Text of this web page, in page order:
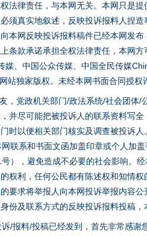
法律责任，与本网无关。本网只是
须真实地叙述，反映投诉报料人捏
本网反映投诉报料稿件已经本网发
条款承诺承担全权法律责任，本网
媒、中国公众传媒、中国全民传媒
站独家版权。未经本网书面合同授权
，党政机关部门/政法系统/社会团体
并尽可能把被投诉人的联系资料写
时以便相关部门核实及调查被投诉
联系和书面文函加盖印章或个人加
），避免造成不必要的社会影响。
权利，任何公民都有陈述权和知情
要求将举报人向本网投诉举报内容
份及联系方式的反映投诉报料投稿
/报料/投稿已经发到，首先非常感
钟！
谋全局